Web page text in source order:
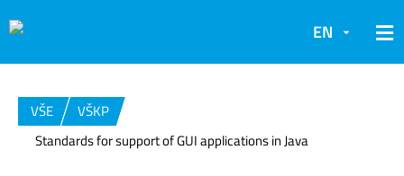
EN
VŠE
VŠKP
Standards for support of GUI applications in Java